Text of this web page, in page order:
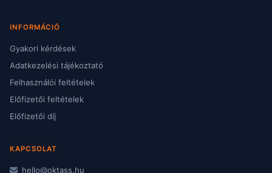
INFORMÁCIÓ
Gyakori kérdések
Adatkezelési tájékoztató
Felhasználói feltételek
Előfizetői feltételek
Előfizetői díj
KAPCSOLAT
hello@oktass.hu